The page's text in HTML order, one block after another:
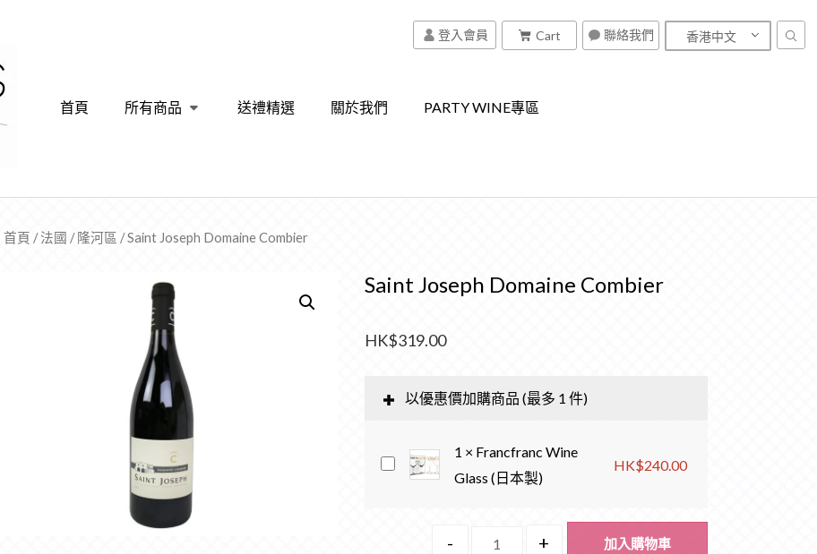
登入會員 Cart 聯絡我們 香港中文
首頁 所有商品 送禮精選 關於我們 PARTY WINE專區
首頁 /法國 /隆河區 / Saint Joseph Domaine Combier
Saint Joseph Domaine Combier
HK$319.00
以優惠價加購商品 (最多 1 件)
1 × Francfranc Wine
Glass (日本製)
HK$240.00
- + 加入購物車